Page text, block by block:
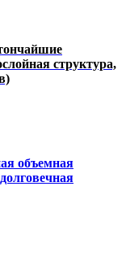
структура,
объемная